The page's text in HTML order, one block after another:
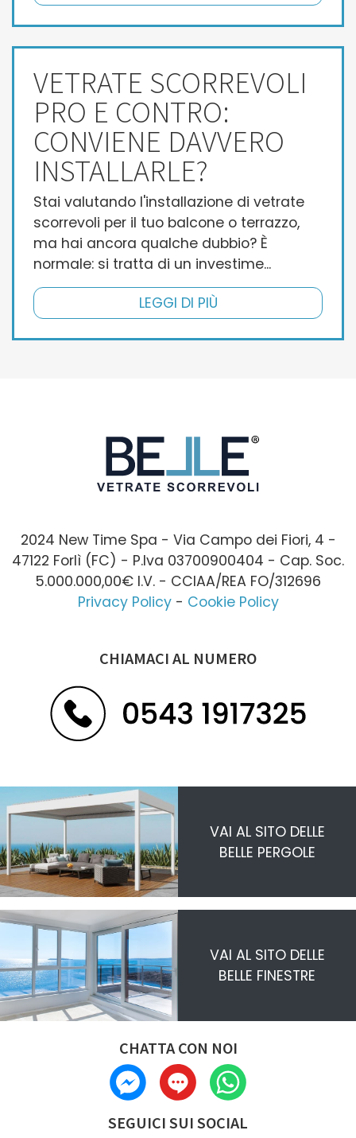
VETRATE SCORREVOLI
PRO E CONTRO:
CONVIENE DAVVERO
INSTALLARLE?
Stai valutando l'installazione di vetrate
scorrevoli per il tuo balcone o terrazzo,
ma hai ancora qualche dubbio? È
normale: si tratta di un investime...
LEGGI DI PIÙ
2024 New Time Spa - Via Campo dei Fiori, 4 -
47122 Forlì (FC) - P.Iva 03700900404 - Cap. Soc.
5.000.000,00€ I.V. - CCIAA/REA FO/312696
Privacy Policy- Cookie Policy
CHIAMACI AL NUMERO
VAI AL SITO DELLE
BELLE PERGOLE
VAI AL SITO DELLE
BELLE FINESTRE
CHATTA CON NOI
SEGUICI SUI SOCIAL